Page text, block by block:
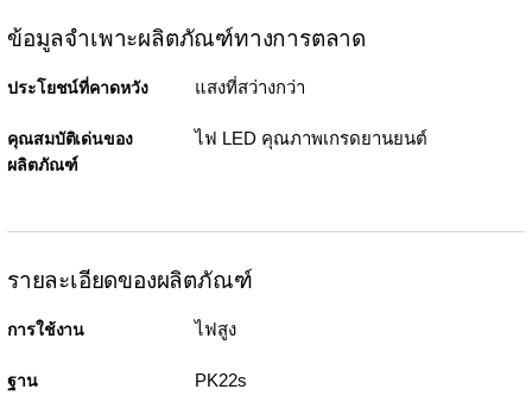
ข้อมูลจำเพาะผลิตภัณฑ์ทางการตลาด
ประโยชน์ที่คาดหวัง แสงที่สว่างกว่า
คุณสมบัติเด่นของ
ผลิตภัณฑ์
ไฟ LED คุณภาพเกรดยานยนต์
รายละเอียดของผลิตภัณฑ์
การใช้งาน ไฟสูง
ฐาน PK22s